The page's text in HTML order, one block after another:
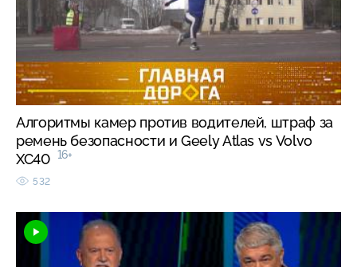
Алгоритмы камер против водителей, штраф за
ремень безопасности и Geely Atlas vs Volvo
XC40 16+
532